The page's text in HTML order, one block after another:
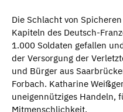
Die Schlacht von
Kapiteln des Deutsch-
1.000 Soldaten gefallen
der Versorgung der
und Bürger aus
Forbach. Katharine
uneigennütziges Handeln,
Mitmenschlichkeit.